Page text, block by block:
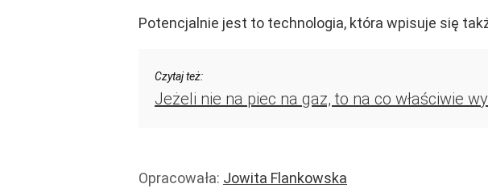
Potencjalnie jest to technologia, która wpisuje się
Czytaj też:
Jeżeli nie na piec na gaz, to na co właściwie
Opracowała: Jowita Flankowska